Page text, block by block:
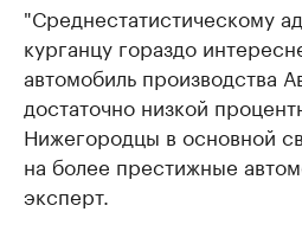
"Среднестатистическому
курганцу гораздо
автомобиль производства
достаточно низкой
Нижегородцы в основной
на более престижные
эксперт.